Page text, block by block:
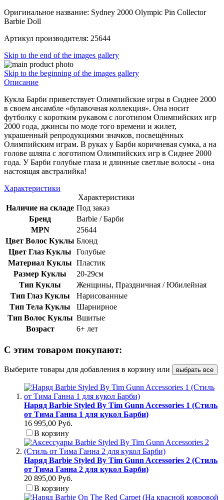
Оригинальное название: Sydney 2000 Olympic Pin Collector
Barbie Doll
Артикул производителя: 25644
Skip to the end of the images gallery
Skip to the beginning of the images gallery
Описание
Кукла Барби приветствует Олимпийские игры в Сиднее 2000
в своем ансамбле «булавочная коллекция». Она носит
футболку с коротким рукавом с логотипом Олимпийских игр
2000 года, джинсы по моде того времени и жилет,
украшенный репродукциями значков, посвещённых
Олимпийским играм. В руках у Барби коричневая сумка, а на
голове шляпа с логотипом Олимпийских игр в Сиднее 2000
года. У Барби голубые глаза и длинные светлые волосы - она
настоящая австралийка!
Характеристики
Характеристики
Наличие на складе Под заказ
Бренд
Barbie / Барби
MPN
25644
Цвет Волос Куклы Блонд
Цвет Глаз Куклы
Голубые
Материал Куклы Пластик
Размер Куклы
20-29см
Тип Куклы
Женщины, Праздничная / Юбилейная
Тип Глаз Куклы
Нарисованные
Тип Тела Куклы
Шарнирное
Тип Волос Куклы Вшитые
Возраст
6+ лет
С этим товаром покупают:
Выберите товары для добавления в корзину или выбрать все
Наряд Barbie Styled By Tim Gunn Accessories 1 (Стиль
от Тима Ганна 1 для кукол Барби)
16 995,00 Руб.
В корзину
Наряд Barbie Styled By Tim Gunn Accessories 2 (Стиль
от Тима Ганна 2 для кукол Барби)
20 895,00 Руб.
В корзину